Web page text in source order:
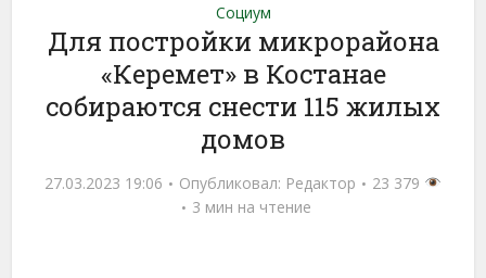
Социум
Для постройки микрорайона
«Керемет» в Костанае
собираются снести 115 жилых
домов
27.03.2023 19:06 Опубликовал: Редактор
23 379
3 мин на чтение